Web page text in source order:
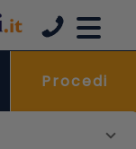
Procedi